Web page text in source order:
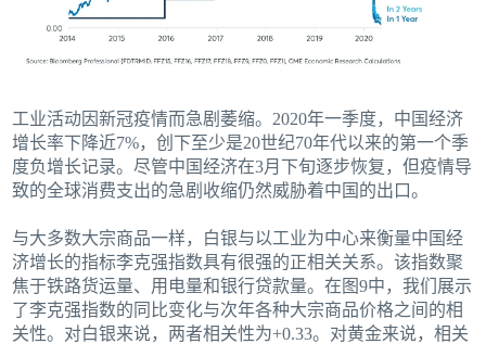
工业活动因新冠疫情而急剧萎缩。2020年一季度，中国经济
增长率下降近7%，创下至少是20世纪70年代以来的第一个季
度负增长记录。尽管中国经济在3月下旬逐步恢复，但疫情导
致的全球消费支出的急剧收缩仍然威胁着中国的出口。
与大多数大宗商品一样，白银与以工业为中心来衡量中国经
济增长的指标李克强指数具有很强的正相关关系。该指数聚
焦于铁路货运量、用电量和银行贷款量。在图9中，我们展示
了李克强指数的同比变化与次年各种大宗商品价格之间的相
关性。对白银来说，两者相关性为+0.33。对黄金来说，相关